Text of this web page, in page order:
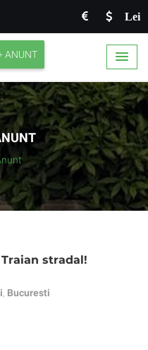
Lei
ANUNT
stradal!
Bucuresti